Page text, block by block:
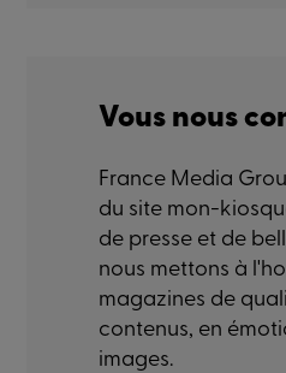
Vous nous
France Media
du site mon-
de presse et de
nous mettons à
magazines de
contenus, en
images.